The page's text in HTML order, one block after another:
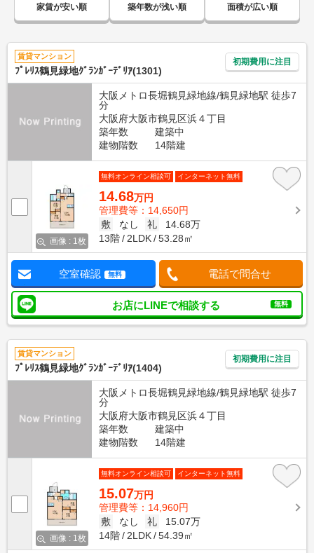
家賃が安い順 築年数が浅い順 面積が広い順
賃貸マンション
ﾌﾟﾚﾘｽ鶴見緑地ｸﾞﾗﾝｶﾞｰﾃﾞﾘｱ(1301)
初期費用に注目
大阪メトロ長堀鶴見緑地線/鶴見緑地駅 徒歩7
分
大阪府大阪市鶴見区浜４丁目
築年数
建築中
建物階数
14階建
画像 : 1枚
無料オンライン相談可 インターネット無料
14.68万円
管理費等：14,650円
敷
なし 礼
14.68万
13階
2LDK 53.28㎡
空室確認 無料 電話で問合せ
お店にLINEで相談する 無料
賃貸マンション
ﾌﾟﾚﾘｽ鶴見緑地ｸﾞﾗﾝｶﾞｰﾃﾞﾘｱ(1404)
初期費用に注目
大阪メトロ長堀鶴見緑地線/鶴見緑地駅 徒歩7
分
大阪府大阪市鶴見区浜４丁目
築年数
建築中
建物階数
14階建
画像 : 1枚
無料オンライン相談可 インターネット無料
15.07万円
管理費等：14,960円
敷
なし 礼
15.07万
14階
2LDK 54.39㎡